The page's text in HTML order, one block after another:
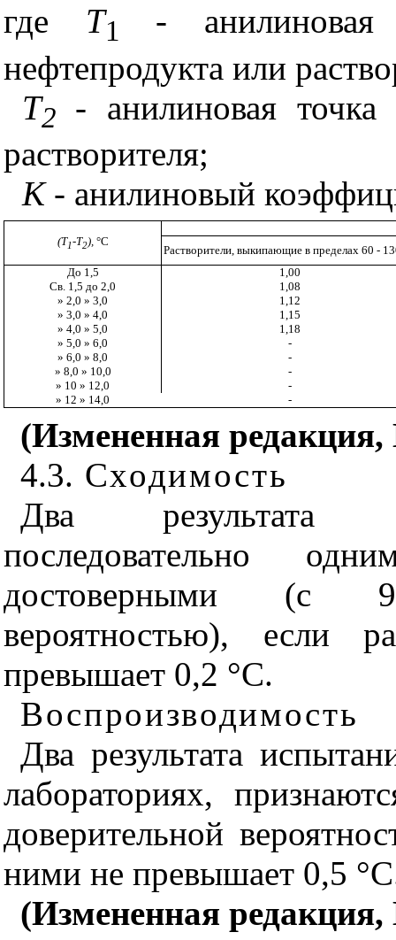
где Т1 - анилиновая
нефтепродукта или
Т2 - анилиновая точка
растворителя;
К - анилиновый
(T1-T2), °С
Растворители, выкипающие в пределах 60 -
До 1,5
1,00
Св. 1,5 до 2,0
1,08
» 2,0 » 3,0
1,12
» 3,0 » 4,0
1,15
» 4,0 » 5,0
1,18
» 5,0 » 6,0
-
» 6,0 » 8,0
-
» 8,0 » 10,0
-
» 10 » 12,0
-
» 12 » 14,0
-
(Измененная
4.3. Сходимость
Два результата
последовательно
достоверными (с
вероятностью), если
превышает 0,2 °С.
Воспроизводимость
Два результата
лабораториях,
доверительной
ними не превышает 0,5
(Измененная